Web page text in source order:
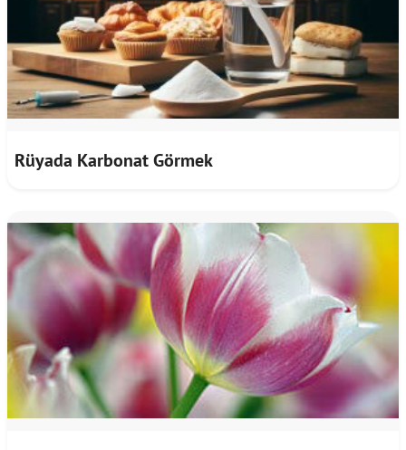
Rüyada Karbonat Görmek